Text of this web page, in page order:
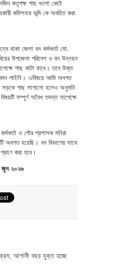
কতৃপক্ষ গাছ গুলো কেটে
কমিশনার ভূমি কে অবহিত করা
থাকা জেলা বন কর্মকর্তা মো.
উপজেলা পরিবেশ ও বন উন্নয়ন
গাছ কাটা যাবে। তবে উক্ত
পাইনি। এবিষয়ে আমি অবগত
সড়কে গাছ লাগানো হলেও অনুমতি
সম্পূর্ণ অবৈধ তদন্ত সাপেক্ষে
কর্মকর্তা ও পৌর প্রশাসক মনিরা
অবগত হয়েছি। বন বিভাগের সাথে
করা হবে।
জুন ২০২৬
আগামী বছর যুক্ত হচ্ছে